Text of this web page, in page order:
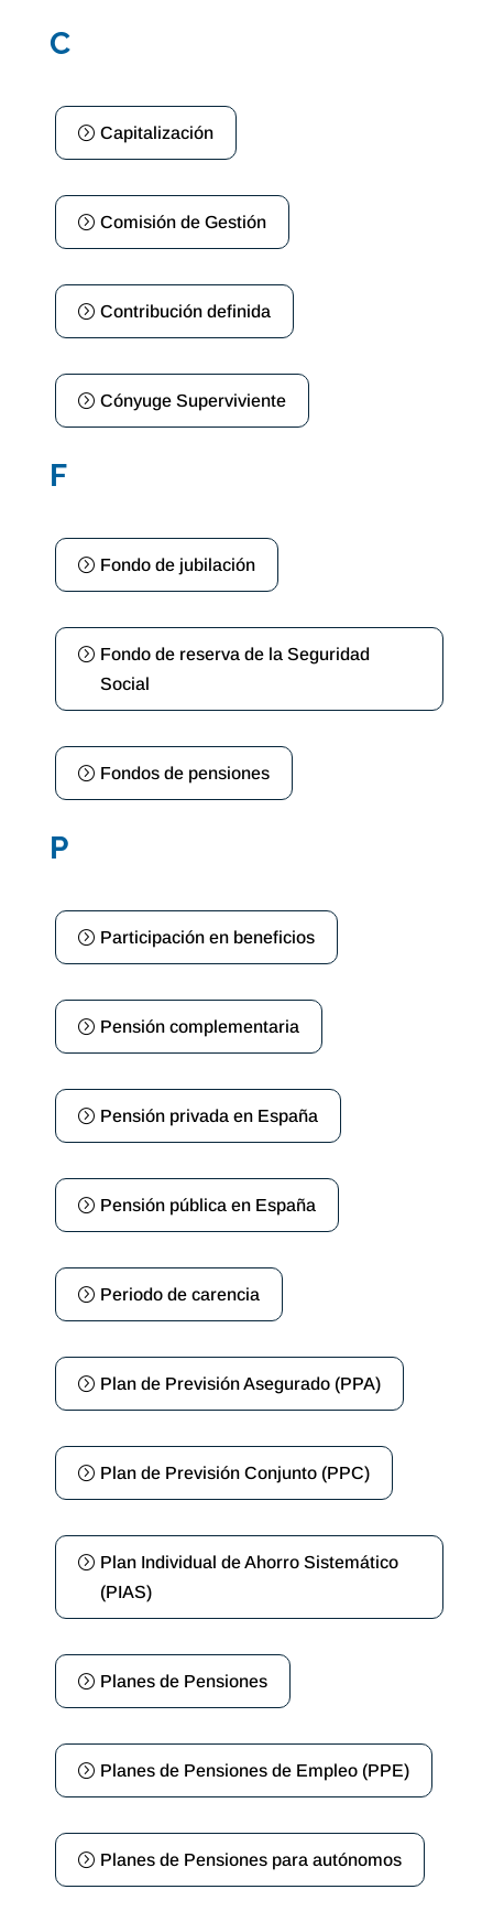
C
Capitalización
Comisión de Gestión
Contribución definida
Cónyuge Superviviente
F
Fondo de jubilación
Fondo de reserva de la Seguridad
Social
Fondos de pensiones
P
Participación en beneficios
Pensión complementaria
Pensión privada en España
Pensión pública en España
Periodo de carencia
Plan de Previsión Asegurado (PPA)
Plan de Previsión Conjunto (PPC)
Plan Individual de Ahorro Sistemático
(PIAS)
Planes de Pensiones
Planes de Pensiones de Empleo (PPE)
Planes de Pensiones para autónomos